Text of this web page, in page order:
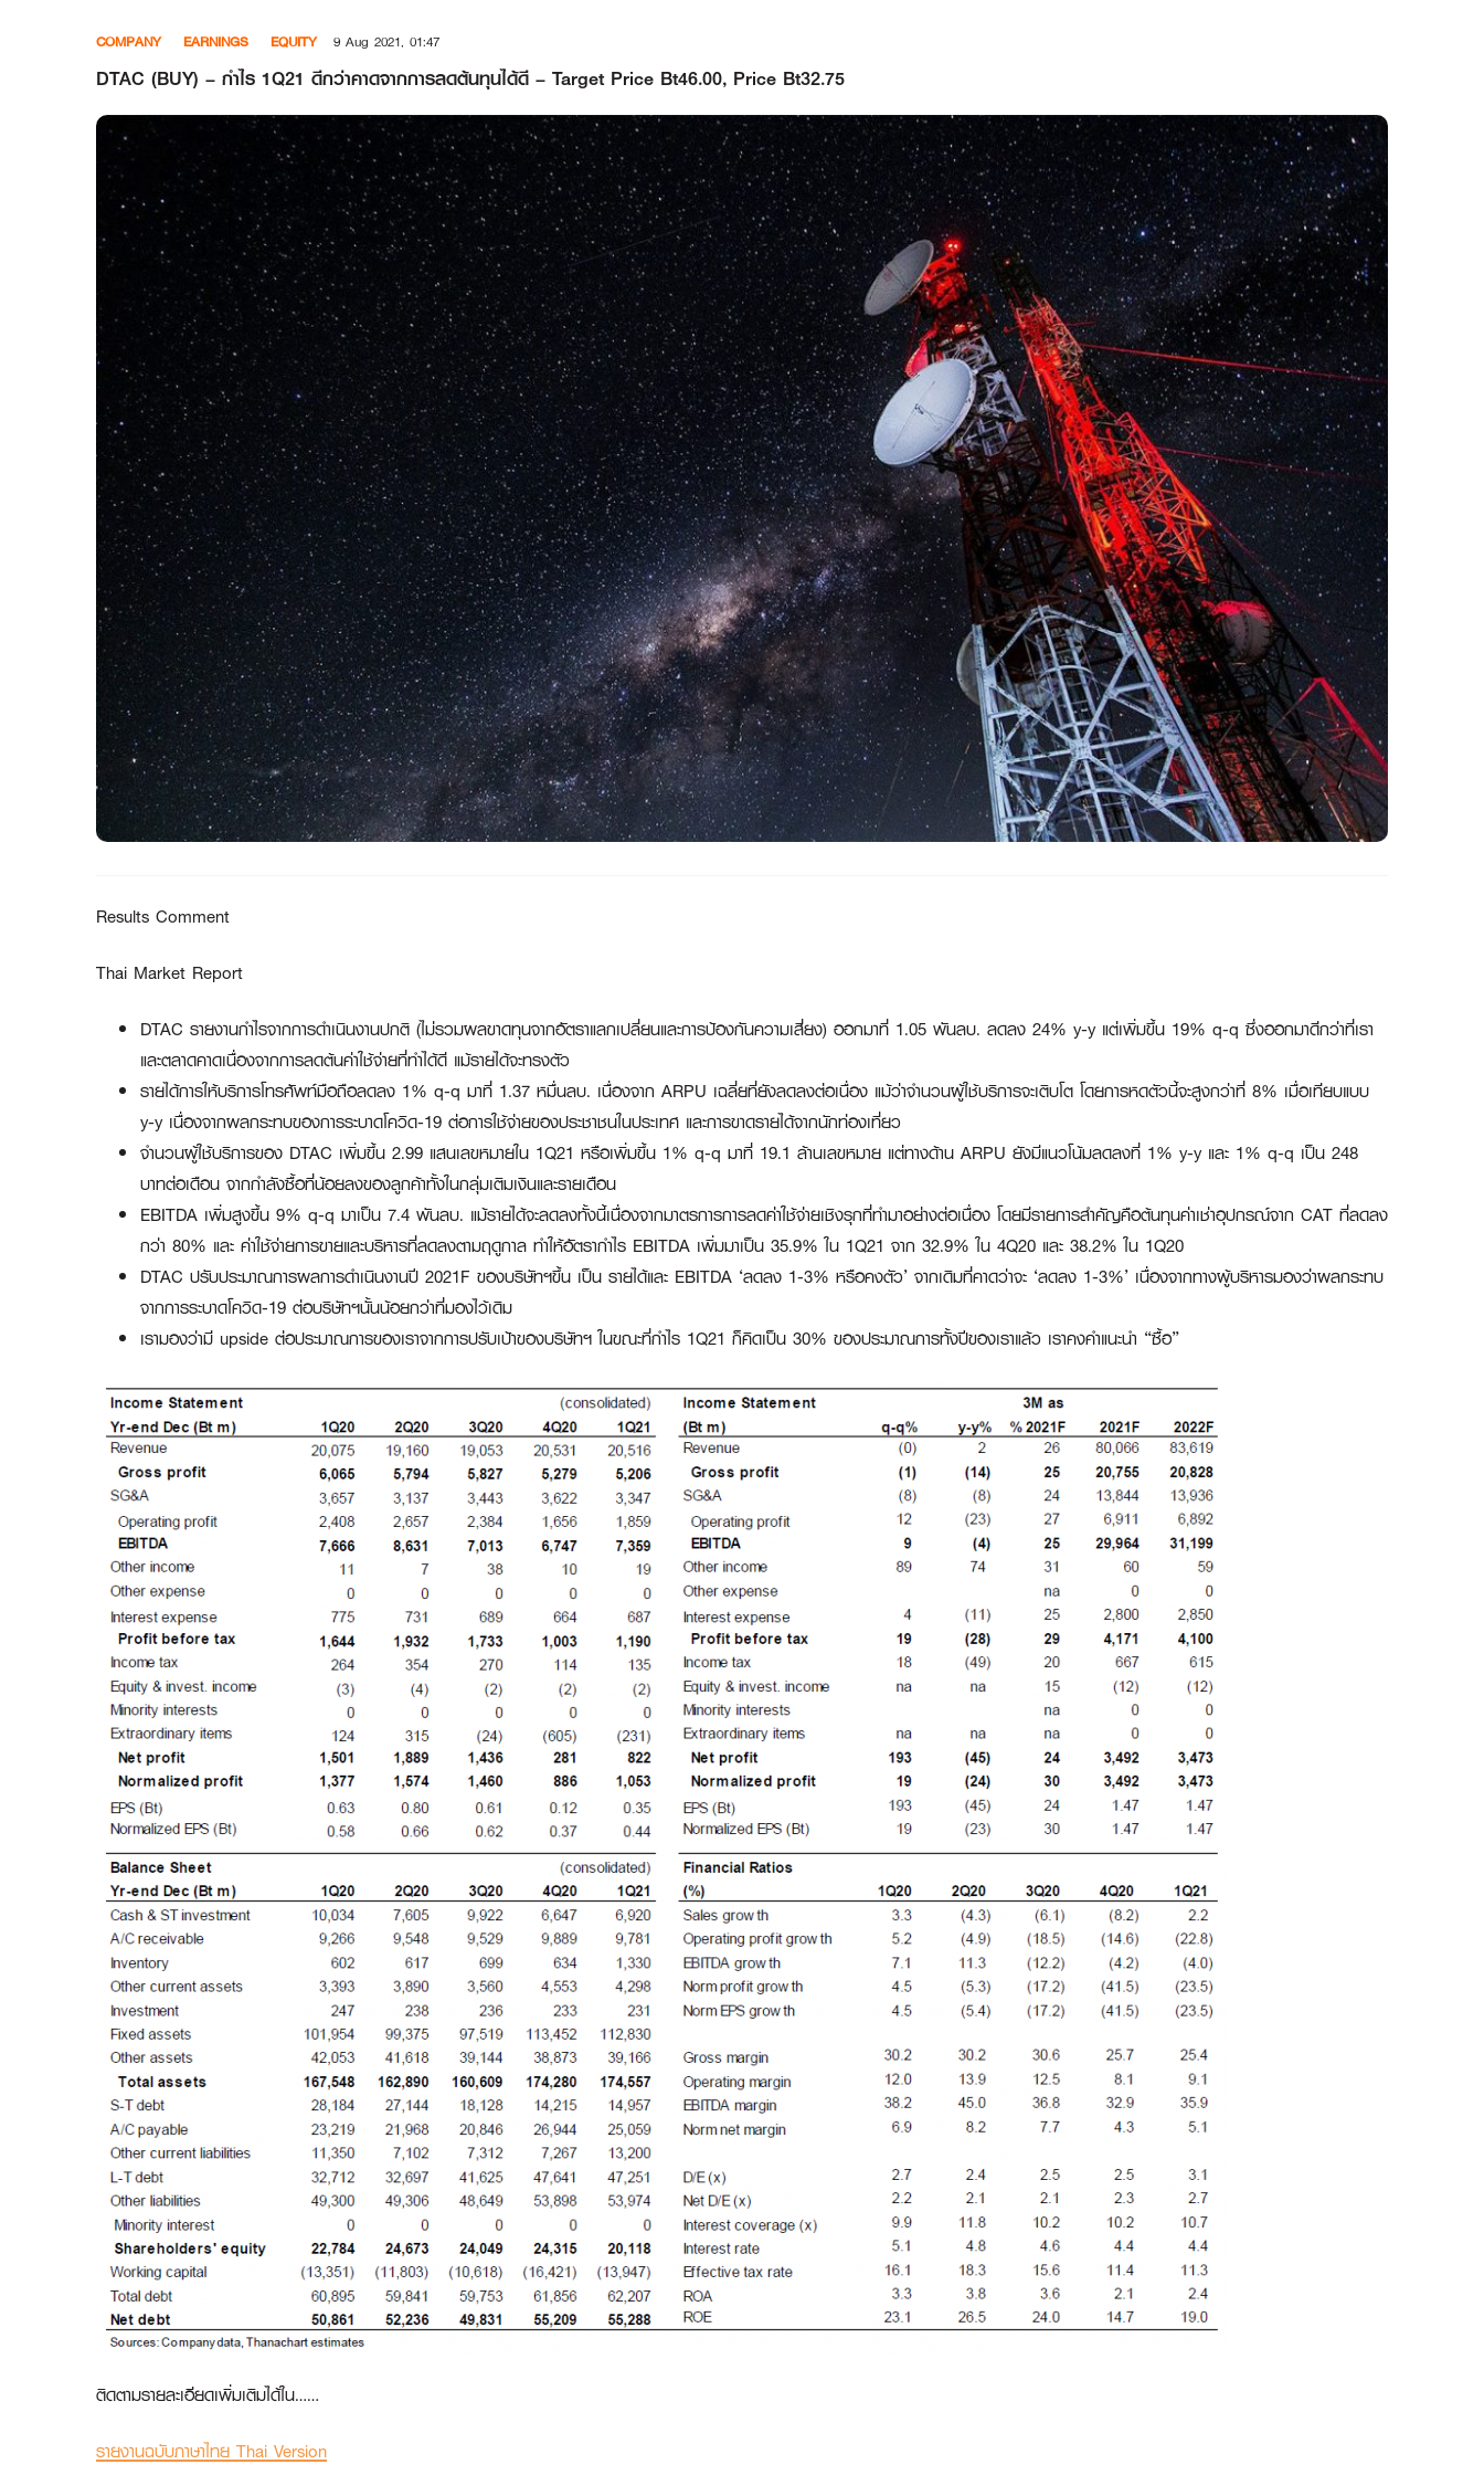
COMPANY EARNINGS EQUITY 9 Aug 2021, 01:47
DTAC (BUY) – กำไร 1Q21 ดีกว่าคาดจากการลดต้นทุนได้ดี – Target Price Bt46.00, Price Bt32.75
Results Comment
Thai Market Report
DTAC รายงานกำไรจากการดำเนินงานปกติ (ไม่รวมผลขาดทุนจากอัตราแลกเปลี่ยนและการป้องกันความเสี่ยง) ออกมาที่ 1.05 พันลบ. ลดลง 24% y-y แต่เพิ่มขึ้น 19% q-q ซึ่งออกมาดีกว่าที่เรา
และตลาดคาดเนื่องจากการลดต้นค่าใช้จ่ายที่ทำได้ดี แม้รายได้จะทรงตัว
รายได้การให้บริการโทรศัพท์มือถือลดลง 1% q-q มาที่ 1.37 หมื่นลบ. เนื่องจาก ARPU เฉลี่ยที่ยังลดลงต่อเนื่อง แม้ว่าจำนวนผู้ใช้บริการจะเติบโต โดยการหดตัวนี้จะสูงกว่าที่ 8% เมื่อเทียบแบบ
y-y เนื่องจากผลกระทบของการระบาดโควิด-19 ต่อการใช้จ่ายของประชาชนในประเทศ และการขาดรายได้จากนักท่องเที่ยว
จำนวนผู้ใช้บริการของ DTAC เพิ่มขึ้น 2.99 แสนเลขหมายใน 1Q21 หรือเพิ่มขึ้น 1% q-q มาที่ 19.1 ล้านเลขหมาย แต่ทางด้าน ARPU ยังมีแนวโน้มลดลงที่ 1% y-y และ 1% q-q เป็น 248
บาทต่อเดือน จากกำลังซื้อที่น้อยลงของลูกค้าทั้งในกลุ่มเติมเงินและรายเดือน
EBITDA เพิ่มสูงขึ้น 9% q-q มาเป็น 7.4 พันลบ. แม้รายได้จะลดลงทั้งนี้เนื่องจากมาตรการการลดค่าใช้จ่ายเชิงรุกที่ทำมาอย่างต่อเนื่อง โดยมีรายการสำคัญคือต้นทุนค่าเช่าอุปกรณ์จาก CAT ที่ลดลง
กว่า 80% และ ค่าใช้จ่ายการขายและบริหารที่ลดลงตามฤดูกาล ทำให้อัตรากำไร EBITDA เพิ่มมาเป็น 35.9% ใน 1Q21 จาก 32.9% ใน 4Q20 และ 38.2% ใน 1Q20
DTAC ปรับประมาณการผลการดำเนินงานปี 2021F ของบริษัทฯขึ้น เป็น รายได้และ EBITDA ‘ลดลง 1-3% หรือคงตัว’ จากเดิมที่คาดว่าจะ ‘ลดลง 1-3%’ เนื่องจากทางผู้บริหารมองว่าผลกระทบ
จากการระบาดโควิด-19 ต่อบริษัทฯนั้นน้อยกว่าที่มองไว้เดิม
เรามองว่ามี upside ต่อประมาณการของเราจากการปรับเป้าของบริษัทฯ ในขณะที่กำไร 1Q21 ก็คิดเป็น 30% ของประมาณการทั้งปีของเราแล้ว เราคงคำแนะนำ “ซื้อ”
ติดตามรายละเอียดเพิ่มเติมได้ใน……
รายงานฉบับภาษาไทย Thai Version